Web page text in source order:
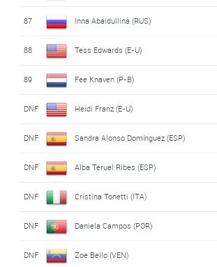
87 Inna Abaidullina (RUS)
88 Tess Edwards (E-U)
89 Fee Knaven (P-B)
DNF Heidi Franz (E-U)
DNF Sandra Alonso Domínguez (ESP)
DNF Alba Teruel Ribes (ESP)
DNF Cristina Tonetti (ITA)
DNF Daniela Campos (POR)
DNF Zoe Bello (VEN)